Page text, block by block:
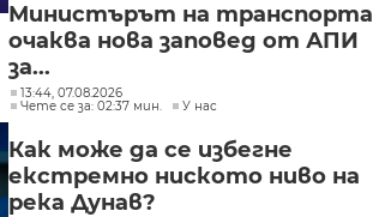
Министърът на транспорта
очаква нова заповед от АПИ
за...
13:44, 07.08.2026
Чете се за: 02:37 мин.
У нас
Как може да се избегне
екстремно ниското ниво на
река Дунав?